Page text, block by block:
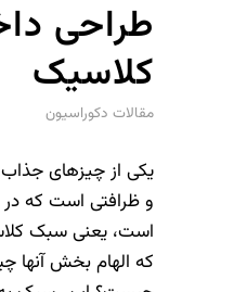
طراحی
کلاسیک
مقالات دکوراسیون
یکی از چیزهای
و ظرافتی است که در
است، یعنی سبک
که الهام بخش آنها